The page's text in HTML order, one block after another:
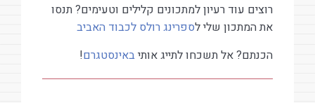
רוצים עוד רעיון למתכונים קלילים וטעימים? תנסו
את המתכון שלי לספרינג רולס לכבוד האביב
הכנתם? אל תשכחו לתייג אותיבאינסטגרם!